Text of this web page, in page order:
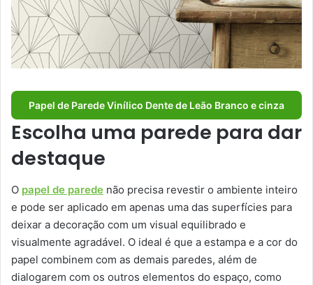
Papel de Parede Vinílico Dente de Leão Branco e cinza
Escolha uma parede para dar
destaque
O papel de parede não precisa revestir o ambiente inteiro
e pode ser aplicado em apenas uma das superfícies para
deixar a decoração com um visual equilibrado e
visualmente agradável. O ideal é que a estampa e a cor do
papel combinem com as demais paredes, além de
dialogarem com os outros elementos do espaço, como